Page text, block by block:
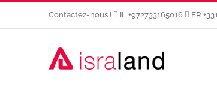
Contactez-nous ! IL +972733165016 FR